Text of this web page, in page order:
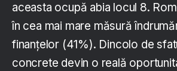
aceasta ocupă abia locul 8.
în cea mai mare măsură
finanțelor (41%). Dincolo de
concrete devin o reală